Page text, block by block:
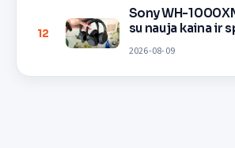
12
Sony WH-
su nauja kaina ir
2026-08-09